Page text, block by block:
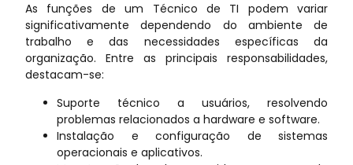
As funções de um Técnico de TI podem variar
significativamente dependendo do ambiente de
trabalho e das necessidades específicas da
organização. Entre as principais responsabilidades,
destacam-se:
Suporte técnico a usuários, resolvendo
problemas relacionados a hardware e software.
Instalação e configuração de sistemas
operacionais e aplicativos.